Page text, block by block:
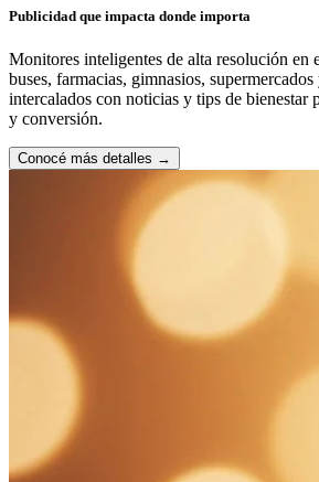
Publicidad que impacta donde importa
Monitores inteligentes de alta resolución en
buses, farmacias, gimnasios,
intercalados con noticias y tips de bienestar
y conversión.
Conocé más detalles →